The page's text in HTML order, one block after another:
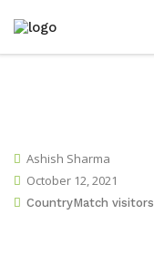
Ashish Sharma
October 12, 2021
CountryMatch visitors